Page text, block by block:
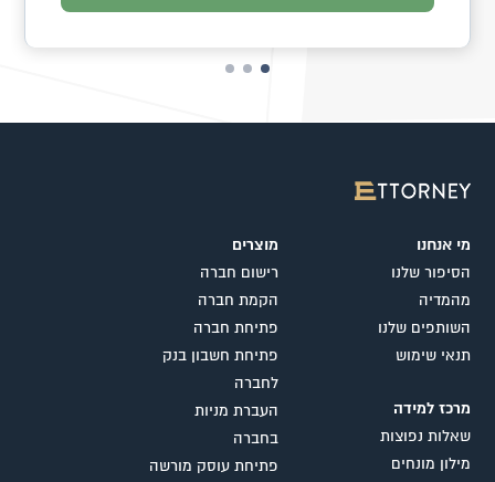
מי אנחנו
הסיפור שלנו
מהמדיה
השותפים שלנו
תנאי שימוש
מרכז למידה
שאלות נפוצות
מילון מונחים
מוצרים
רישום חברה
הקמת חברה
פתיחת חברה
פתיחת חשבון בנק
לחברה
העברת מניות
בחברה
פתיחת עוסק מורשה